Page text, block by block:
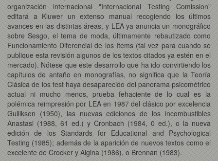
organización internacional "Internacional Testing Comission"
editará a Kluwer un extenso manual recogiendo los últimos
avances en las distintas áreas, y LEA ya anuncia un monográfico
sobre Sesgo, el tema de moda, últimamente rebautizado como
Funcionamiento Diferencial de los Items (tal vez para cuando se
publique esta revisión algunos de los textos citados ya estén en el
mercado). Nótese que este desarrollo que ha ido convirtiendo los
capítulos de antaño en monografías, no significa que la Teoría
Clásica de los test haya desaparecido del panorama psicométrico
actual ni mucho menos, prueba fehaciente de lo cual es la
polémica reimpresión por LEA en 1987 del clásico por excelencia
Gulliksen (1950), las nuevas ediciones de los incombustibles
Anastasi (1988, 61 ed.) y Cronbach (1984, 0 ed.), o la nueva
edición de los Standards for Educational and Psychological
Testing (1985); además de la aparición de nuevos textos como el
excelente de Crocker y Algina (1986), o Brennan (1983).